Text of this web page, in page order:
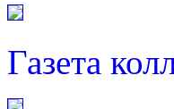
Газета